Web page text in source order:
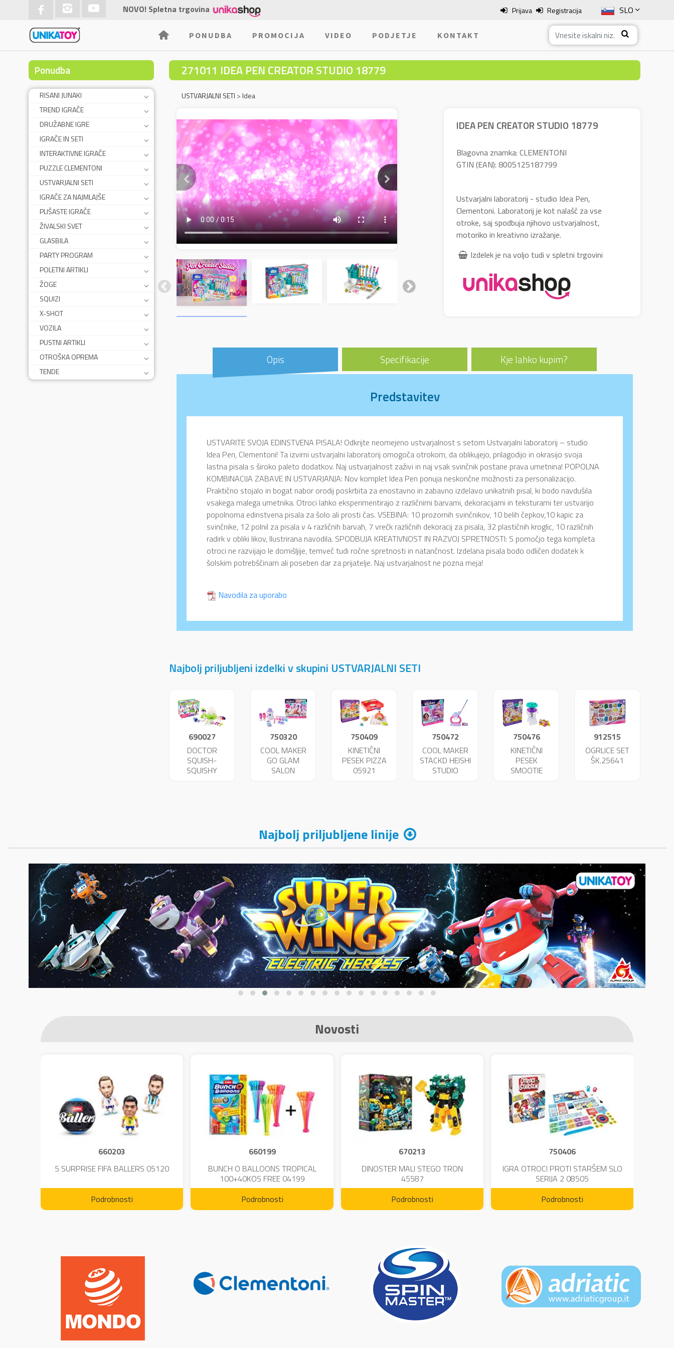
SLO
ENG
ITA
Prijava Registracija
NOVO! Spletna trgovina
PONUDBA PROMOCIJA VIDEO PODJETJE KONTAKT
Ponudba
RISANI JUNAKI
TREND IGRAČE
DRUŽABNE IGRE
IGRAČE IN SETI
INTERAKTIVNE IGRAČE
PUZZLE CLEMENTONI
USTVARJALNI SETI
IGRAČE ZA NAJMLAJŠE
PLIŠASTE IGRAČE
ŽIVALSKI SVET
GLASBILA
PARTY PROGRAM
POLETNI ARTIKLI
ŽOGE
SQUIZI
X-SHOT
VOZILA
PUSTNI ARTIKLI
OTROŠKA OPREMA
TENDE
271011 IDEA PEN CREATOR STUDIO 18779
USTVARJALNI SETI >Idea
IDEA PEN CREATOR STUDIO 18779
Blagovna znamka: CLEMENTONI
GTIN (EAN): 8005125187799
Ustvarjalni laboratorij - studio Idea Pen,
Clementoni. Laboratorij je kot nalašč za vse
otroke, saj spodbuja njihovo ustvarjalnost,
motoriko in kreativno izražanje.
Izdelek je na voljo tudi v spletni trgovini
Opis Specifikacije Kje lahko kupim?
Predstavitev
USTVARITE SVOJA EDINSTVENA PISALA! Odkrijte neomejeno ustvarjalnost s setom Ustvarjalni laboratorij – studio
Idea Pen, Clementoni! Ta izvirni ustvarjalni laboratorij omogoča otrokom, da oblikujejo, prilagodijo in okrasijo svoja
lastna pisala s široko paleto dodatkov. Naj ustvarjalnost zaživi in naj vsak svinčnik postane prava umetnina! POPOLNA
KOMBINACIJA ZABAVE IN USTVARJANJA: Nov komplet Idea Pen ponuja neskončne možnosti za personalizacijo.
Praktično stojalo in bogat nabor orodij poskrbita za enostavno in zabavno izdelavo unikatnih pisal, ki bodo navdušila
vsakega malega umetnika. Otroci lahko eksperimentirajo z različnimi barvami, dekoracijami in teksturami ter ustvarijo
popolnoma edinstvena pisala za šolo ali prosti čas. VSEBINA: 10 prozornih svinčnikov, 10 belih čepkov,10 kapic za
svinčnike, 12 polnil za pisala v 4 različnih barvah, 7 vrečk različnih dekoracij za pisala, 32 plastičnih kroglic, 10 različnih
radirk v obliki likov, Ilustrirana navodila. SPODBUJA KREATIVNOST IN RAZVOJ SPRETNOSTI: S pomočjo tega kompleta
otroci ne razvijajo le domišljije, temveč tudi ročne spretnosti in natančnost. Izdelana pisala bodo odličen dodatek k
šolskim potrebščinam ali poseben dar za prijatelje. Naj ustvarjalnost ne pozna meja!
Navodila za uporabo
Najbolj priljubljeni izdelki v skupini USTVARJALNI SETI
690027
DOCTOR
SQUISH-
SQUISHY
750320
COOL MAKER
GO GLAM
SALON
750409
KINETIČNI
PESEK PIZZA
05921
750472
COOL MAKER
STACKD HEISHI
STUDIO
750476
KINETIČNI
PESEK
SMOOTIE
912515
OGRLICE SET
ŠK.25641
Najbolj priljubljene linije
Novosti
660203
5 SURPRISE FIFA BALLERS 05120
Podrobnosti
660199
BUNCH O BALLOONS TROPICAL
100+40KOS FREE 04199
Podrobnosti
670213
DINOSTER MALI STEGO TRON
45587
Podrobnosti
750406
IGRA OTROCI PROTI STARŠEM SLO
SERIJA 2 08505
Podrobnosti